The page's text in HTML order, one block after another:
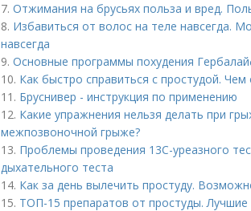
7. Отжимания на брусьях польза и вред.
8. Избавиться от волос на теле навсегда.
навсегда
9. Основные программы похудения
10. Как быстро справиться с простудой.
11. Бруснивер - инструкция по применению
12. Какие упражнения нельзя делать при
межпозвоночной грыже?
13. Проблемы проведения 13С-уреазного
дыхательного теста
14. Как за день вылечить простуду.
15. ТОП-15 препаратов от простуды. Лучшие